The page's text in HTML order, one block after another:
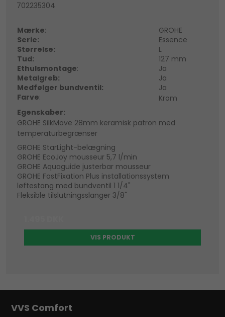
702235304
Mærke:
GROHE
Serie:
Essence
Størrelse:
L
Tud:
127 mm
Ethulsmontage:
Ja
Metalgreb:
Ja
Medfølger bundventil:
Ja
Farve:
Krom
Egenskaber:
GROHE SilkMove 28mm keramisk patron med
temperaturbegrænser
GROHE StarLight-belægning
GROHE EcoJoy mousseur 5,7 l/min
GROHE Aquaguide justerbar mousseur
GROHE FastFixation Plus installationssystem
løftestang med bundventil 1 1/4"
Fleksible tilslutningsslanger 3/8"
VIS PRODUKT
VVS Comfort